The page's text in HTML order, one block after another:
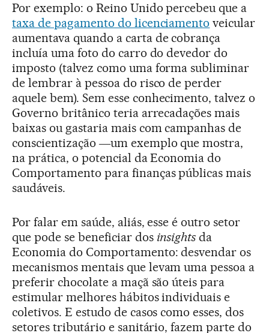
Por exemplo: o Reino Unido percebeu que a
taxa de pagamento do licenciamento veicular
aumentava quando a carta de cobrança
incluía uma foto do carro do devedor do
imposto (talvez como uma forma subliminar
de lembrar à pessoa do risco de perder
aquele bem). Sem esse conhecimento, talvez o
Governo britânico teria arrecadações mais
baixas ou gastaria mais com campanhas de
conscientização ―um exemplo que mostra,
na prática, o potencial da Economia do
Comportamento para finanças públicas mais
saudáveis.
Por falar em saúde, aliás, esse é outro setor
que pode se beneficiar dos insights da
Economia do Comportamento: desvendar os
mecanismos mentais que levam uma pessoa a
preferir chocolate a maçã são úteis para
estimular melhores hábitos individuais e
coletivos. E estudo de casos como esses, dos
setores tributário e sanitário, fazem parte do